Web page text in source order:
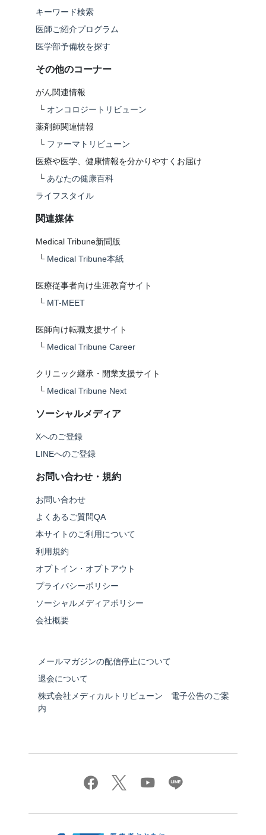
キーワード検索
医師ご紹介プログラム
医学部予備校を探す
その他のコーナー
がん関連情報
└ オンコロジートリビューン
薬剤師関連情報
└ ファーマトリビューン
医療や医学、健康情報を分かりやすくお届け
└ あなたの健康百科
ライフスタイル
関連媒体
Medical Tribune新聞版
└ Medical Tribune本紙
医療従事者向け生涯教育サイト
└ MT-MEET
医師向け転職支援サイト
└ Medical Tribune Career
クリニック継承・開業支援サイト
└ Medical Tribune Next
ソーシャルメディア
Xへのご登録
LINEへのご登録
お問い合わせ・規約
お問い合わせ
よくあるご質問QA
本サイトのご利用について
利用規約
オプトイン・オプトアウト
プライバシーポリシー
ソーシャルメディアポリシー
会社概要
メールマガジンの配信停止について
退会について
株式会社メディカルトリビューン 電子公告のご案
内